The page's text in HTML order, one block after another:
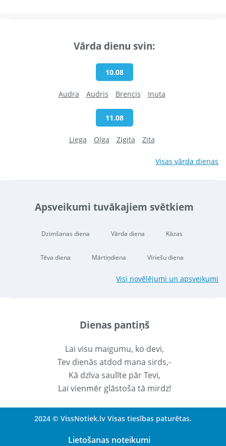
Vārda dienu svin:
10.08
Audra Audris Brencis Inuta
11.08
Liega Olga Zigita Zita
Visas vārda dienas
Apsveikumi tuvākajiem svētkiem
Dzimšanas diena Vārda diena Kāzas
Tēva diena Mārtiņdiena Vīriešu diena
Visi novēlējumi un apsveikumi
Dienas pantiņš
Lai visu maigumu, ko devi,
Tev dienās atdod mana sirds,-
Kā dzīva saulīte pār Tevi,
Lai vienmēr glāstoša tā mirdz!
2024 © VissNotiek.lv Visas tiesības paturētas.
Lietošanas noteikumi